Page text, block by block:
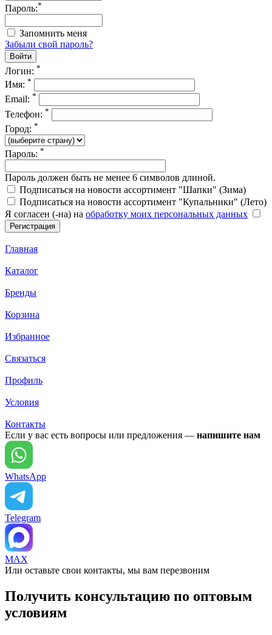
Пароль:*
Запомнить меня
Забыли свой пароль?
Логин: *
Имя: *
Email: *
Телефон: *
Город: *
Пароль: *
Пароль должен быть не менее 6 символов длиной.
Подписаться на новости ассортимент "Шапки" (Зима)
Подписаться на новости ассортимент "Купальники" (Лето)
Я согласен (-на) на обработку моих персональных данных
Главная
Каталог
Бренды
Корзина
Избранное
Связаться
Профиль
Условия
Контакты
Если у вас есть вопросы или предложения — напишите нам
WhatsApp
Telegram
MAX
Или оставьте свои контакты, мы вам перезвоним
Получить консультацию по оптовым
условиям